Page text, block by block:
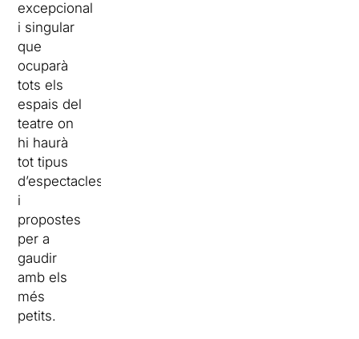
excepcional
i singular
que
ocuparà
tots els
espais del
teatre on
hi haurà
tot tipus
d’espectacles
i
propostes
per a
gaudir
amb els
més
petits.